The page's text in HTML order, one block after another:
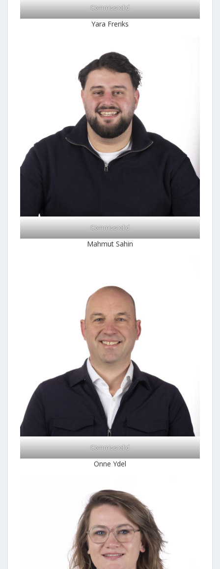
Commissielid
Yara Freriks
Commissielid
Mahmut Sahin
Commissielid
Onne Ydel